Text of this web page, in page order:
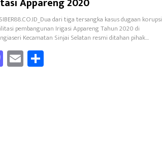
dari tiga tersangka kasus dugaan korupsi
pembangunan Irigasi Appareng Tahun 2020 di
Kecamatan Sinjai Selatan resmi ditahan pihak…
M
as
E
m